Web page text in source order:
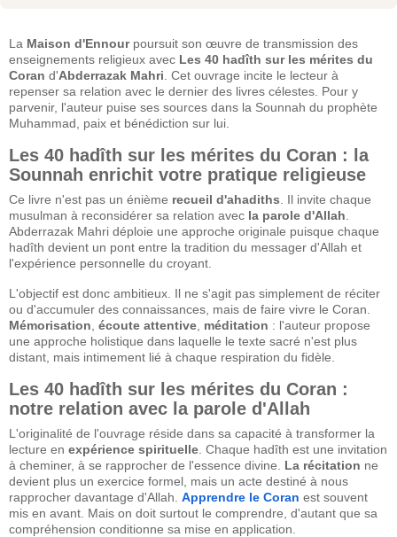
La Maison d'Ennourpoursuit son œuvre de transmission des
enseignements religieux avec Les 40 hadîth sur les mérites du
Coran d'Abderrazak Mahri . Cet ouvrage incite le lecteur à
repenser sa relation avec le dernier des livres célestes. Pour y
parvenir, l'auteur puise ses sources dans la Sounnah du prophète
Muhammad, paix et bénédiction sur lui.
Les 40 hadîth sur les mérites du Coran : la
Sounnah enrichit votre pratique religieuse
Ce livre n'est pas un énième recueil d'ahadiths . Il invite chaque
musulman à reconsidérer sa relation avec la parole d'Allah
Abderrazak Mahri déploie une approche originale puisque chaque
hadîth devient un pont entre la tradition du messager d'Allah et
l'expérience personnelle du croyant.
L'objectif est donc ambitieux. Il ne s'agit pas simplement de réciter
ou d'accumuler des connaissances, mais de faire vivre le Coran.
Mémorisation écoute attentive méditation : l'auteur propose
une approche holistique dans laquelle le texte sacré n'est plus
distant, mais intimement lié à chaque respiration du fidèle.
Les 40 hadîth sur les mérites du Coran :
notre relation avec la parole d'Allah
L'originalité de l'ouvrage réside dans sa capacité à transformer la
lecture en expérience spirituelle . Chaque hadîth est une invitation
à cheminer, à se rapprocher de l'essence divine. La récitation ne
devient plus un exercice formel, mais un acte destiné à nous
rapprocher davantage d'Allah. Apprendre le Coran est souvent
mis en avant. Mais on doit surtout le comprendre, d'autant que sa
compréhension conditionne sa mise en application.